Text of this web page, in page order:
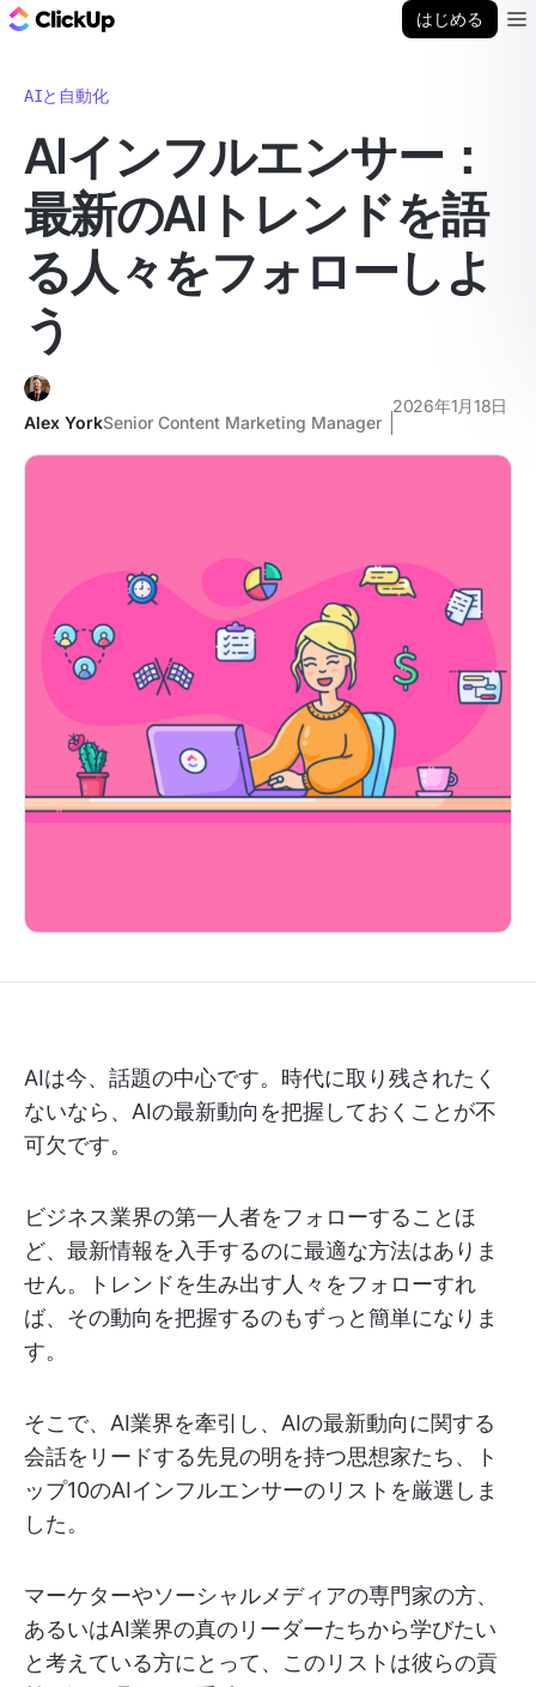
はじめる
AIと自動化
AIインフルエンサー：
最新のAIトレンドを語
る人々をフォローしよ
う
Alex YorkSenior Content Marketing Manager
2026年1月18日
AIは今、話題の中心です。時代に取り残されたく
ないなら、AIの最新動向を把握しておくことが不
可欠です。
ビジネス業界の第一人者をフォローすることほ
ど、最新情報を入手するのに最適な方法はありま
せん。トレンドを生み出す人々をフォローすれ
ば、その動向を把握するのもずっと簡単になりま
す。
そこで、AI業界を牽引し、AIの最新動向に関する
会話をリードする先見の明を持つ思想家たち、ト
ップ10のAIインフルエンサーのリストを厳選しま
した。
マーケターやソーシャルメディアの専門家の方、
あるいはAI業界の真のリーダーたちから学びたい
と考えている方にとって、このリストは彼らの貢